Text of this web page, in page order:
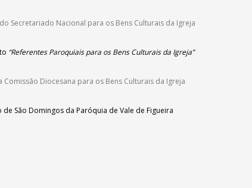
Secretariado Nacional para os Bens Culturais da Igreja
“ReferentesParoquiais para os Bens Culturais da Igreja”
Comissão Diocesana para os Bens Culturais da Igreja
de São Domingos da Paróquia de Vale de Figueira